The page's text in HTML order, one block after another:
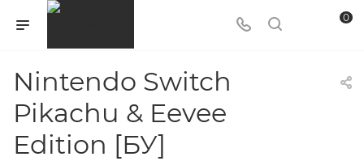
0
Nintendo Switch
Pikachu & Eevee
Edition [БУ]